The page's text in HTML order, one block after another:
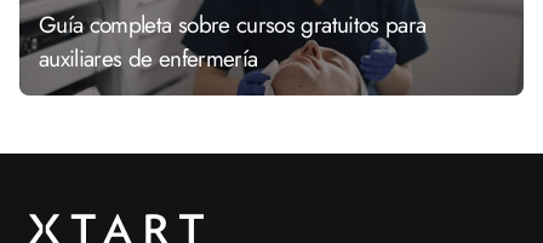
Guía completa sobre cursos gratuitos para
auxiliares de enfermería